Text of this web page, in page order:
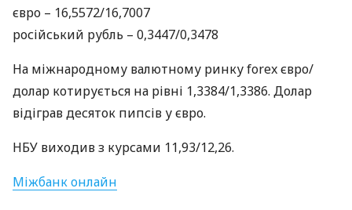
євро – 16,5572/16,7007
російський рубль – 0,3447/0,3478
На міжнародному валютному ринку forex євро/
долар котирується на рівні 1,3384/1,3386. Долар
відіграв десяток пипсів у євро.
НБУ виходив з курсами 11,93/12,26.
Міжбанк онлайн